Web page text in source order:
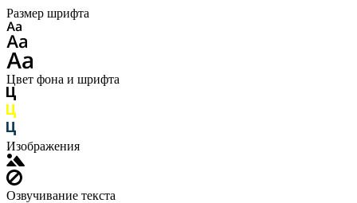
Размер шрифта
Цвет фона и шрифта
Изображения
Озвучивание текста